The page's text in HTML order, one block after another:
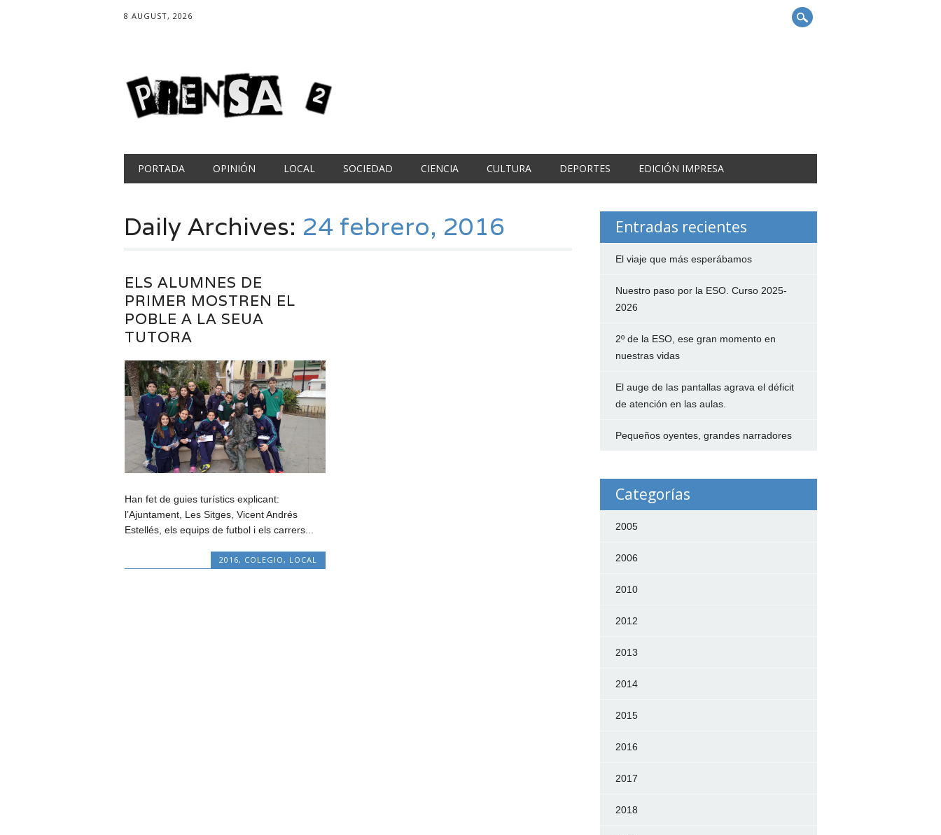
8 AUGUST, 2026
Main menu
PORTADA OPINIÓN LOCAL SOCIEDAD CIENCIA CULTURA DEPORTES EDICIÓN IMPRESA
Daily Archives: 24 febrero, 2016
ELS ALUMNES DE
PRIMER MOSTREN EL
POBLE A LA SEUA
TUTORA
Han fet de guies turístics explicant:
l’Ajuntament, Les Sitges, Vicent Andrés
Estellés, els equips de futbol i els carrers...
2016, COLEGIO, LOCAL
Entradas recientes
El viaje que más esperábamos
Nuestro paso por la ESO. Curso 2025-
2026
2º de la ESO, ese gran momento en
nuestras vidas
El auge de las pantallas agrava el déficit
de atención en las aulas.
Pequeños oyentes, grandes narradores
Categorías
2005
2006
2010
2012
2013
2014
2015
2016
2017
2018